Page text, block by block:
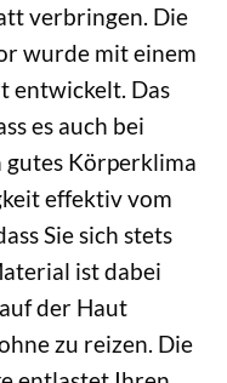
verbringen. Die
wurde mit einem
entwickelt. Das
es auch bei
Körperklima
effektiv vom
Sie sich stets
ist dabei
der Haut
zu reizen. Die